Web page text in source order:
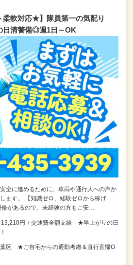
柔軟対応★】隊員第一の気配り
日清警備◎週1日～OK
全に進めるために、車両や通行人への声か
ます。 【知識ゼロ、経験ゼロから稼げ
があるので、未経験の方もご安…
13,210円＋交通費全額支給 ★早上がりの日
区 ★ご自宅からの通勤考慮＆直行直帰O